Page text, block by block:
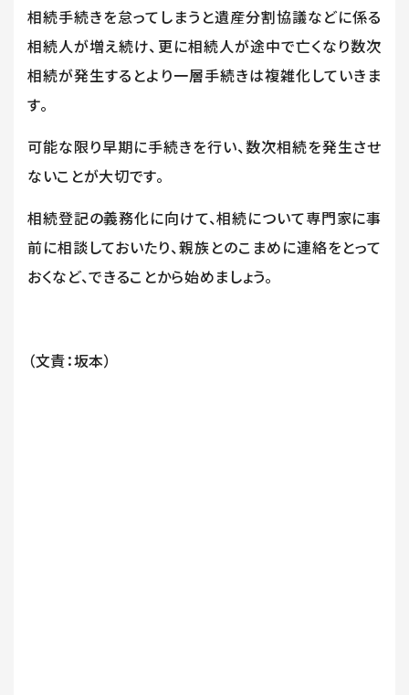
相続手続きを怠ってしまうと遺産分割協議などに係る
相続人が増え続け、更に相続人が途中で亡くなり数次
相続が発生するとより一層手続きは複雑化していきま
す。
可能な限り早期に手続きを行い、数次相続を発生させ
ないことが大切です。
相続登記の義務化に向けて、相続について専門家に事
前に相談しておいたり、親族とのこまめに連絡をとって
おくなど、できることから始めましょう。
（文責：坂本）